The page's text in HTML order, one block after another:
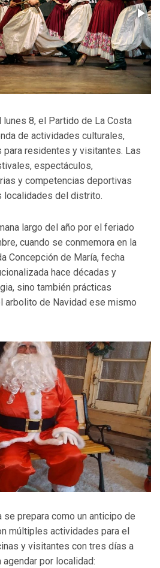
8, el Partido de La Costa
de actividades culturales,
residentes y visitantes. Las
espectáculos,
y competencias deportivas
localidades del distrito.
largo del año por el feriado
cuando se conmemora en la
Concepción de María, fecha
hace décadas y
sino también prácticas
arbolito de Navidad ese mismo
prepara como un anticipo de
múltiples actividades para el
y visitantes con tres días a
agendar por localidad: